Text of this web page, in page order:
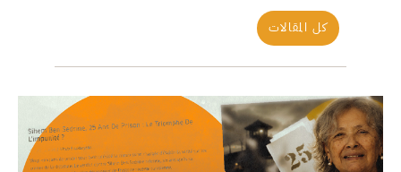
كل المقالات